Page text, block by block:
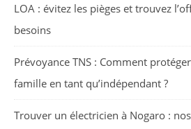
LOA : évitez les pièges et trouvez
besoins
Prévoyance TNS : Comment
famille en tant qu’indépendant ?
Trouver un électricien à Nogaro :